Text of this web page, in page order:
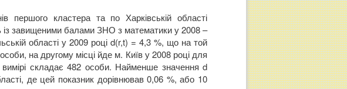
першого кластера та по Харківській області
із завищеними балами ЗНО з математики у 2008 –
області у 2009 році d(r,t) = 4,3 %, що на той
на другому місці йде м. Київ у 2008 році для
складає 482 особи. Найменше значення d
де цей показник дорівнював 0,06 %, або 10